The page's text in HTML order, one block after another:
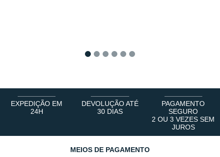
EXPEDIÇÃO EM
24H
DEVOLUÇÃO ATÉ
30 DIAS
PAGAMENTO
SEGURO
2 OU 3 VEZES SEM
JUROS
MEIOS DE PAGAMENTO